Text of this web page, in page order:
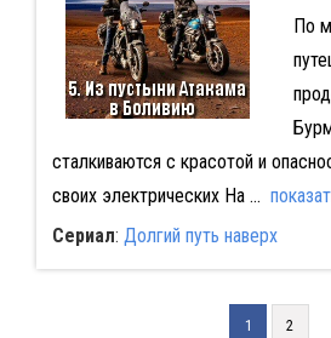
По
сталкиваются с красотой и
своих электрических Ha...
Сериал: Долгий путь наверх
1 2